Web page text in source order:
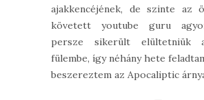
ajakkencéjének, de szinte az
követett youtube guru
persze sikerült elültetniük
fülembe, így néhány hete
beszereztem az Apocaliptic